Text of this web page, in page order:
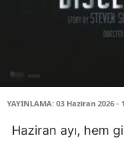
YAYINLAMA: 03 Haziran 2026 -
Haziran ayı, hem